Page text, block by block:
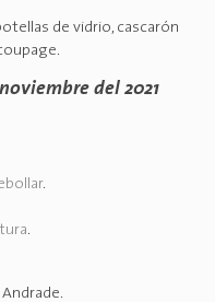
de vidrio, cascarón
del 2021
.
.
Andrade.